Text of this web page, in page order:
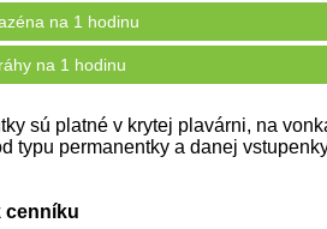
sú platné v krytej plavárni, na
typu permanentky a danej
na 1 hodinu
na 1 hodinu
cenníku